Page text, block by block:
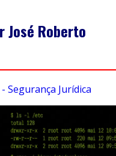
José Roberto
Segurança Jurídica